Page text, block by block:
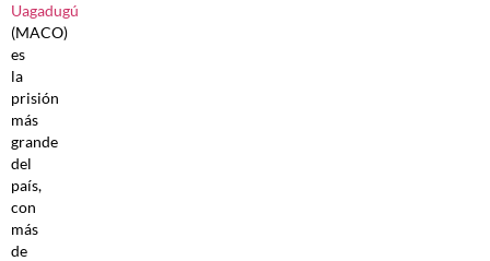
Uagadugú
(MACO)
es
la
prisión
más
grande
del
país,
con
más
de